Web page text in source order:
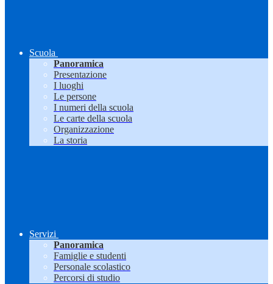
Scuola
Panoramica
Presentazione
I luoghi
Le persone
I numeri della scuola
Le carte della scuola
Organizzazione
La storia
Servizi
Panoramica
Famiglie e studenti
Personale scolastico
Percorsi di studio